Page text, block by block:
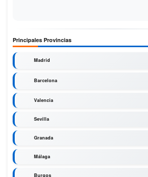
Principales Provincias
Madrid
Barcelona
Valencia
Sevilla
Granada
Málaga
Burgos